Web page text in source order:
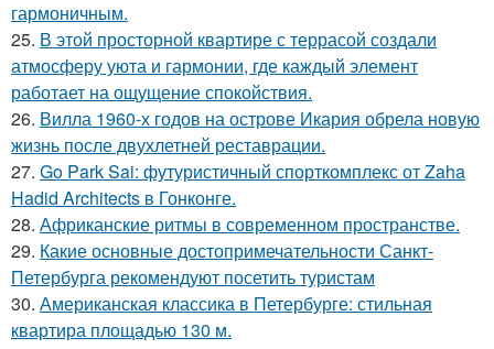
гармоничным.
25. В этой просторной квартире с террасой создали
атмосферу уюта и гармонии, где каждый элемент
работает на ощущение спокойствия.
26. Вилла 1960-х годов на острове Икария обрела новую
жизнь после двухлетней реставрации.
27. Go Park Sai: футуристичный спорткомплекс от Zaha
Hadid Architects в Гонконге.
28. Африканские ритмы в современном пространстве.
29. Какие основные достопримечательности Санкт-
Петербурга рекомендуют посетить туристам
30. Американская классика в Петербурге: стильная
квартира площадью 130 м.